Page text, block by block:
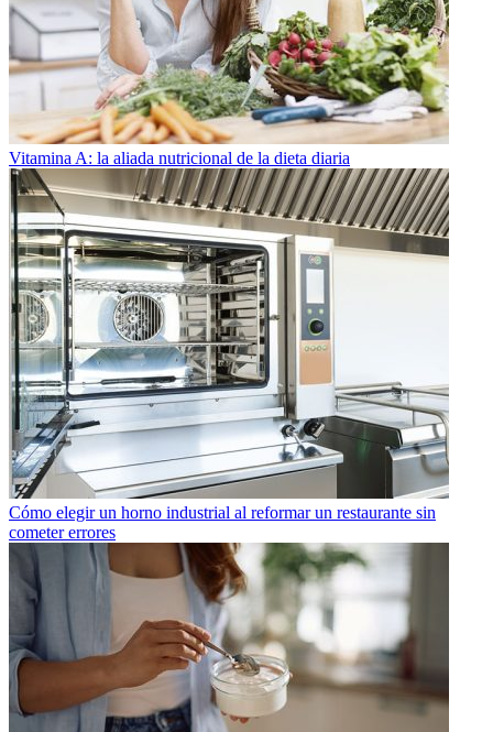
Vitamina A: la aliada nutricional de la dieta diaria
Cómo elegir un horno industrial al reformar un restaurante sin
cometer errores